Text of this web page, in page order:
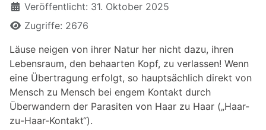
Veröffentlicht: 31. Oktober 2025
Zugriffe: 2676
Läuse neigen von ihrer Natur her nicht dazu, ihren
Lebensraum, den behaarten Kopf, zu verlassen! Wenn
eine Übertragung erfolgt, so hauptsächlich direkt von
Mensch zu Mensch bei engem Kontakt durch
Überwandern der Parasiten von Haar zu Haar („Haar-
zu-Haar-Kontakt“).